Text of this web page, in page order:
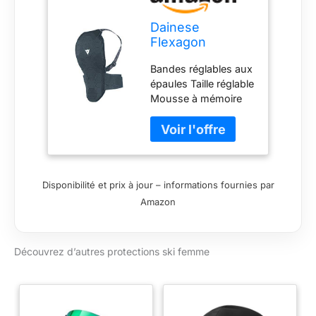
Dainese
Flexagon
Protection de Ski
Femme -
Noir/Noir - L
Bandes réglables aux
épaules Taille réglable
Mousse à mémoire
les chocs Filet jersey
hole hautement
respirable, résistant à
dos technologie
flexagon
Disponibilité et prix à jour – informations fournies par
Amazon
Découvrez d’autres protections ski femme